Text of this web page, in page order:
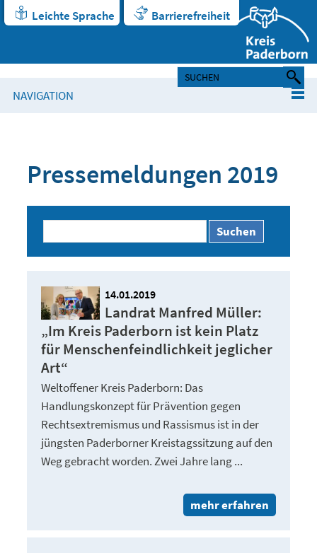
Leichte Sprache Barrierefreiheit
NAVIGATION
Pressemeldungen 2019
Suchen
14.01.2019
Landrat Manfred Müller:
„Im Kreis Paderborn ist kein Platz
für Menschenfeindlichkeit jeglicher
Art“
Weltoffener Kreis Paderborn: Das
Handlungskonzept für Prävention gegen
Rechtsextremismus und Rassismus ist in der
jüngsten Paderborner Kreistagssitzung auf den
Weg gebracht worden. Zwei Jahre lang ...
mehr erfahren